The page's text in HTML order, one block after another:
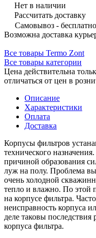
Нет в наличии
Рассчитать доставку
Самовывоз - бесплатно
Возможна доставка
Все товары Termo Zont
Все товары категории
Цена действительна
отличаться от цен в
Описание
Характеристики
Оплата
Доставка
Корпусы фильтров
технического
причиной образования
луж на полу. Проблема
очень холодной
тепло и влажно. По этой
на корпусе фильтра.
неисправность корпуса
деле таковы
корпуса фильтра.